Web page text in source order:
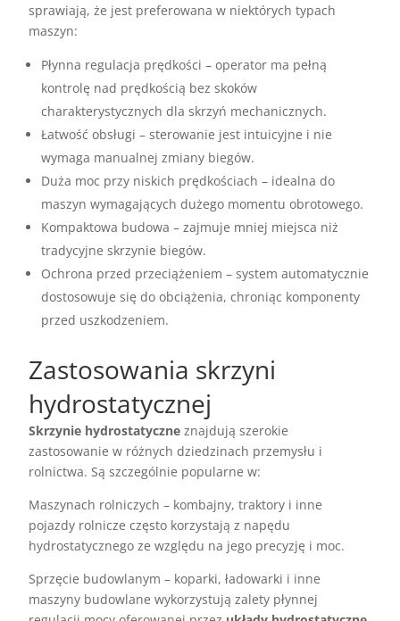
sprawiają, że jest preferowana w niektórych typach
maszyn:
Płynna regulacja prędkości – operator ma pełną
kontrolę nad prędkością bez skoków
charakterystycznych dla skrzyń mechanicznych.
Łatwość obsługi – sterowanie jest intuicyjne i nie
wymaga manualnej zmiany biegów.
Duża moc przy niskich prędkościach – idealna do
maszyn wymagających dużego momentu obrotowego.
Kompaktowa budowa – zajmuje mniej miejsca niż
tradycyjne skrzynie biegów.
Ochrona przed przeciążeniem – system automatycznie
dostosowuje się do obciążenia, chroniąc komponenty
przed uszkodzeniem.
Zastosowania skrzyni
hydrostatycznej
Skrzynie hydrostatyczne znajdują szerokie
zastosowanie w różnych dziedzinach przemysłu i
rolnictwa. Są szczególnie popularne w:
Maszynach rolniczych – kombajny, traktory i inne
pojazdy rolnicze często korzystają z napędu
hydrostatycznego ze względu na jego precyzję i moc.
Sprzęcie budowlanym – koparki, ładowarki i inne
maszyny budowlane wykorzystują zalety płynnej